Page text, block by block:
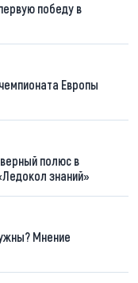
победу в
Европы
полюс в
знаний»
Мнение